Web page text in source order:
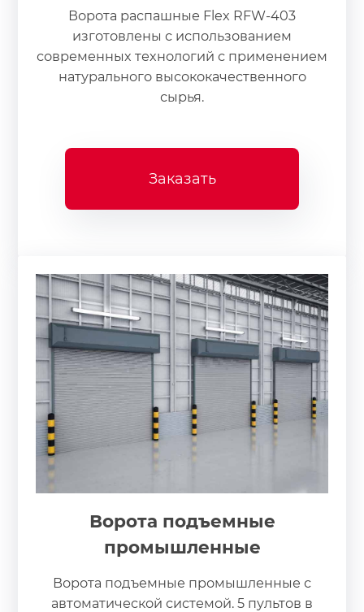
Ворота распашные Flex RFW-403
изготовлены с использованием
современных технологий с применением
натурального высококачественного
сырья.
Заказать
Ворота подъемные
промышленные
Ворота подъемные промышленные с
автоматической системой. 5 пультов в